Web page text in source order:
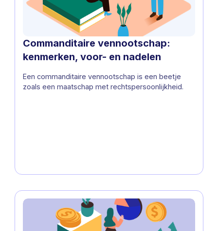
Commanditaire vennootschap:
kenmerken, voor- en nadelen
Een commanditaire vennootschap is een beetje
zoals een maatschap met rechtspersoonlijkheid.